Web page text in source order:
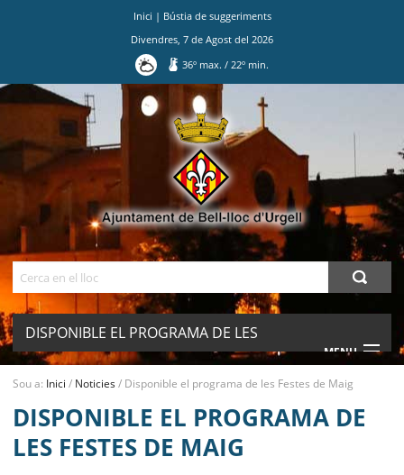
Inici | Bústia de suggeriments
Divendres 7 de Agost del 2026
36º max./ 22º min.
DISPONIBLE EL PROGRAMA DE LES
FESTES DE MAIG
MENU
AJUNTAMENT
MUNICIPI
Sou a: Inici / Noticies/ Disponible el programa de les Festes de Maig
DISPONIBLE EL PROGRAMA DE
LES FESTES DE MAIG